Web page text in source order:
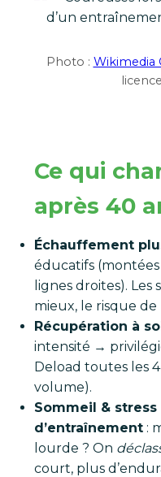
Photo : Wikimedia
licence
Ce qui
après 40
Échauffement
éducatifs
lignes droites). Les
mieux, le risque de
Récupération à
intensité →
Deload toutes les
volume).
Sommeil & stress
d’entraînement :
lourde ? On
court, plus